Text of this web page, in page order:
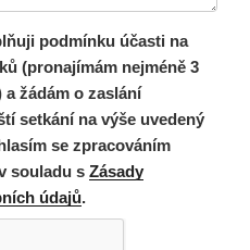
podmínku účasti na
(pronajímám nejméně 3
žádám o zaslání
setkání na výše uvedený
se zpracováním
souladu sZásady
údajů.